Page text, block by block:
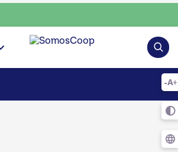
escolha o coop • escolha